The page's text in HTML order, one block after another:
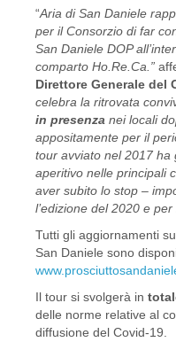
“Aria di San Daniele
per il Consorzio di far
San Daniele DOP
comparto Ho.Re.Ca.”
Direttore Generale del
celebra la ritrovata
in presenza nei locali
appositamente per il
tour avviato nel 2017
aperitivo nelle principali
aver subito lo stop –
l’edizione del 2020 e
Tutti gli aggiornamenti
San Daniele sono
Il tour si svolgerà in
delle norme relative al
diffusione del Covid-19.